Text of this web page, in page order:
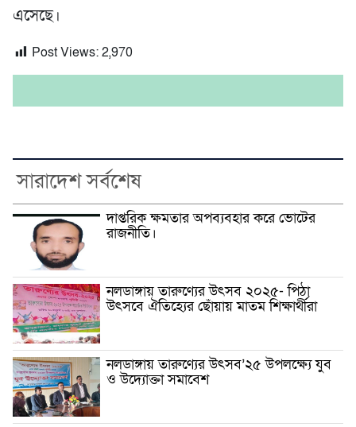
এসেছে।
Post Views:2,970
সারাদেশ সর্বশেষ
দাপ্তরিক ক্ষমতার অপব্যবহার করে ভোটের
রাজনীতি।
নলডাঙ্গায় তারুণ্যের উৎসব ২০২৫- পিঠা
উৎসবে ঐতিহ্যের ছোঁয়ায় মাতম শিক্ষার্থীরা
নলডাঙ্গায় তারুণ্যের উৎসব’২৫ উপলক্ষ্যে যুব
ও উদ্যোক্তা সমাবেশ